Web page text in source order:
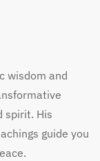
wisdom and
spirit. His
guide you